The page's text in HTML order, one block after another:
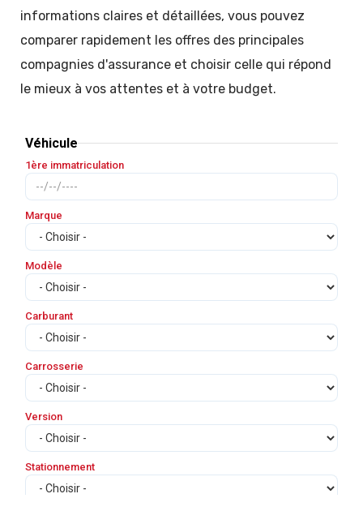
informations claires et détaillées, vous pouvez
comparer rapidement les offres des principales
compagnies d'assurance et choisir celle qui répond
le mieux à vos attentes et à votre budget.